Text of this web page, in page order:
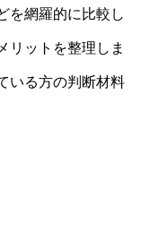
を網羅的に比較し
リットを整理しま
いる方の判断材料